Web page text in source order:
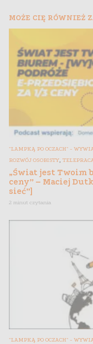
MOŻE CIĘ RÓWNIEŻ
"LAMPKĄ PO OCZACH" -
ROZWÓJ OSOBISTY,
„Świat jest Twoim
ceny” – Maciej
sieć”]
2 minut czytania
"LAMPKĄ PO OCZACH" -